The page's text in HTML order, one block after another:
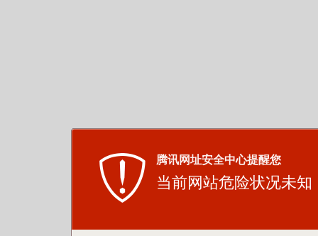
腾讯网址安全中心提醒您
当前网站危险状况未知